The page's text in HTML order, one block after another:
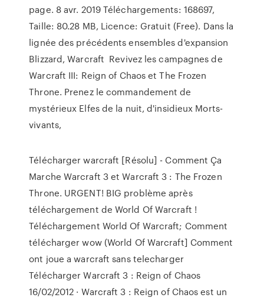
page. 8 avr. 2019 Téléchargements: 168697,
Taille: 80.28 MB, Licence: Gratuit (Free). Dans la
lignée des précédents ensembles d'expansion
Blizzard, Warcraft Revivez les campagnes de
Warcraft III: Reign of Chaos et The Frozen
Throne. Prenez le commandement de
mystérieux Elfes de la nuit, d'insidieux Morts-
vivants,
Télécharger warcraft [Résolu] - Comment Ça
Marche Warcraft 3 et Warcraft 3 : The Frozen
Throne. URGENT! BIG problème après
téléchargement de World Of Warcraft !
Téléchargement World Of Warcraft; Comment
télécharger wow (World Of Warcraft] Comment
ont joue a warcraft sans telecharger
Télécharger Warcraft 3 : Reign of Chaos
16/02/2012 · Warcraft 3 : Reign of Chaos est un